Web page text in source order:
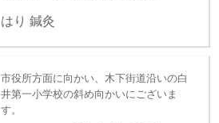
はり 鍼灸
市役所方面に向かい、木下街道沿いの白
井第一小学校の斜め向かいにございま
す。